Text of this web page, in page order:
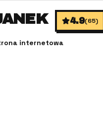
4.9(65)
internetowa